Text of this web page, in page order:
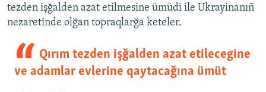
tezden işğalden azat etilmesine ümüdi ile Ukrayinanıñ
nezaretinde olğan topraqlarğa keteler.
Qırım tezden işğalden azat etilecegine
ve adamlar evlerine qaytacağına ümüt